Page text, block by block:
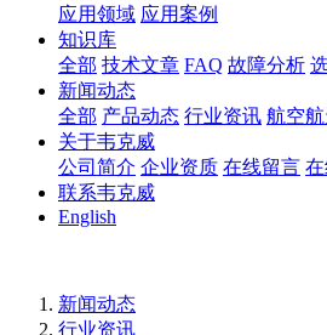
应用领域 应用案例
知识库
全部 技术文章 FAQ 故障分析
新闻动态
全部 产品动态 行业资讯 航空
关于韦克威
公司简介 企业资质 在线留言
联系韦克威
English
新闻动态
行业资讯